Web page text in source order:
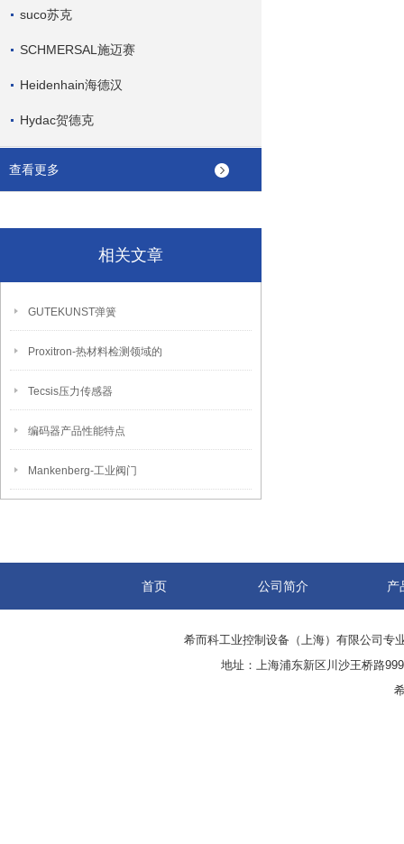
suco苏克
SCHMERSAL施迈赛
Heidenhain海德汉
Hydac贺德克
查看更多
相关文章
GUTEKUNST弹簧
Proxitron-热材料检测领域的
Tecsis压力传感器
编码器产品性能特点
Mankenberg-工业阀门
首页 公司简介 产
希而科工业控制设备（上海）有限公司专
地址：上海浦东新区川沙王桥路